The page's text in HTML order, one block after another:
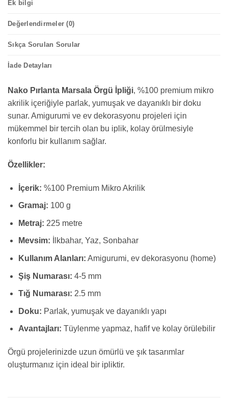
Ek bilgi
Değerlendirmeler (0)
Sıkça Sorulan Sorular
İade Detayları
Nako Pırlanta Marsala Örgü İpliği, %100 premium mikro
akrilik içeriğiyle parlak, yumuşak ve dayanıklı bir doku
sunar. Amigurumi ve ev dekorasyonu projeleri için
mükemmel bir tercih olan bu iplik, kolay örülmesiyle
konforlu bir kullanım sağlar.
Özellikler:
İçerik: %100 Premium Mikro Akrilik
Gramaj: 100 g
Metraj: 225 metre
Mevsim: İlkbahar, Yaz, Sonbahar
Kullanım Alanları: Amigurumi, ev dekorasyonu (home)
Şiş Numarası: 4-5 mm
Tığ Numarası: 2.5 mm
Doku: Parlak, yumuşak ve dayanıklı yapı
Avantajları: Tüylenme yapmaz, hafif ve kolay örülebilir
Örgü projelerinizde uzun ömürlü ve şık tasarımlar
oluşturmanız için ideal bir ipliktir.